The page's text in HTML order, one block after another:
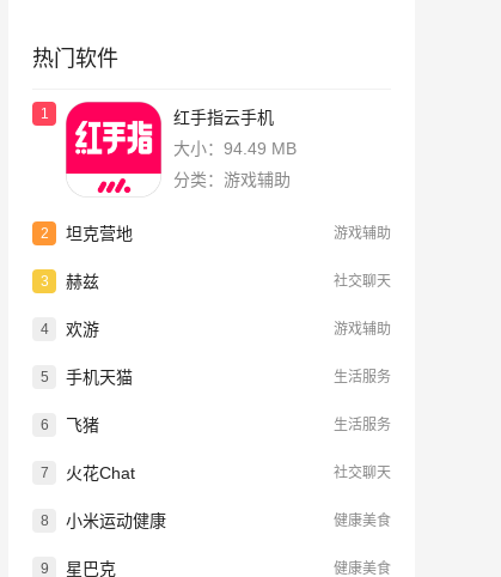
热门软件
1
红手指云手机
大小：94.49 MB
分类：游戏辅助
2 坦克营地 游戏辅助
3 赫兹 社交聊天
4 欢游 游戏辅助
5 手机天猫 生活服务
6 飞猪 生活服务
7 火花Chat 社交聊天
8 小米运动健康 健康美食
9 星巴克 健康美食